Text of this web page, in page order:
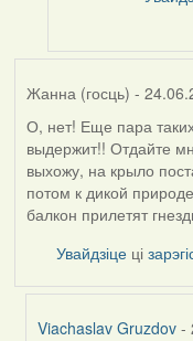
Жанна (госць) -
О, нет! Еще пара
выдержит!! Отдайте
выхожу, на крыло
потом к дикой
балкон прилетят
Увайдзіце ці
Viachaslav Gruzdov -